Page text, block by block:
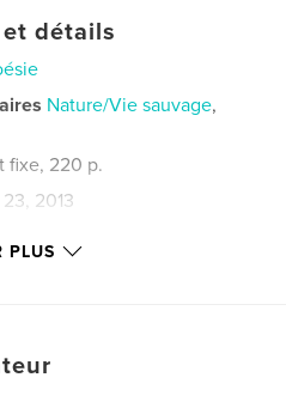
détails
Nature/Vie sauvage,
fixe, 220 p.
2013
PLUS